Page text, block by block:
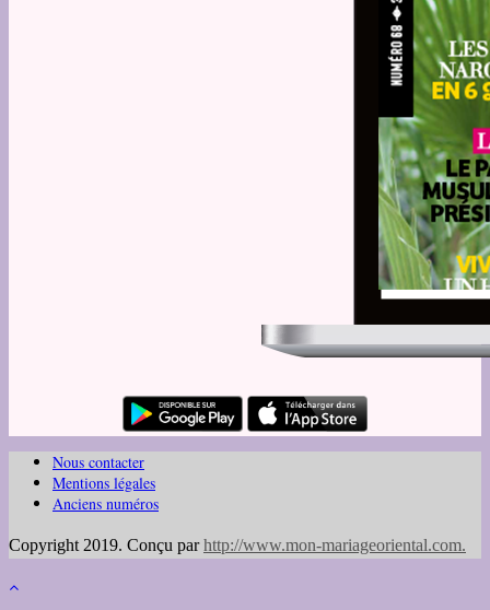
Nous contacter
Mentions légales
Anciens numéros
Copyright 2019. Conçu parhttp://www.mon-mariageoriental.com.